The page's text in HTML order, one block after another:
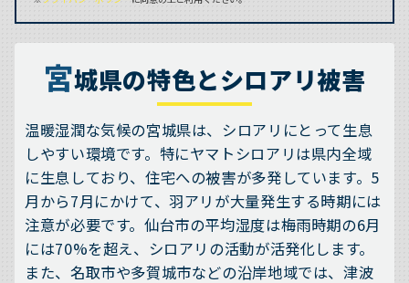
宮城県の特色とシロアリ被害
温暖湿潤な気候の宮城県は、シロアリにとって生息
しやすい環境です。特にヤマトシロアリは県内全域
に生息しており、住宅への被害が多発しています。5
月から7月にかけて、羽アリが大量発生する時期には
注意が必要です。仙台市の平均湿度は梅雨時期の6月
には70%を超え、シロアリの活動が活発化します。
また、名取市や多賀城市などの沿岸地域では、津波